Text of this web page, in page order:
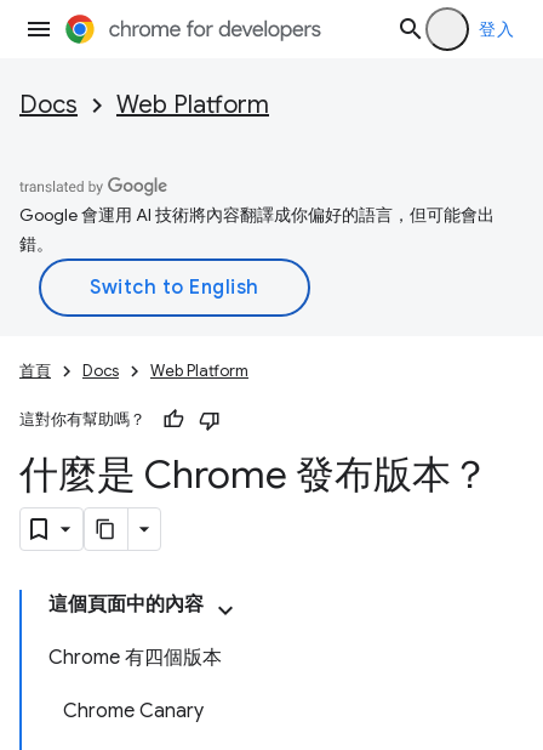
登入
Docs Web Platform
Google 會運用 AI 技術將內容翻譯成你偏好的語言，但可能會出
錯。
首頁 Docs Web Platform
這對你有幫助嗎？
什麼是 Chrome 發布版本？
這個頁面中的內容
Chrome 有四個版本
Chrome Canary